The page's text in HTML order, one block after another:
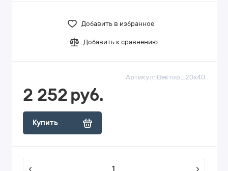
Добавить в избранное
Добавить к сравнению
Артикул: Вектор_20х40
2 252 руб.
Купить